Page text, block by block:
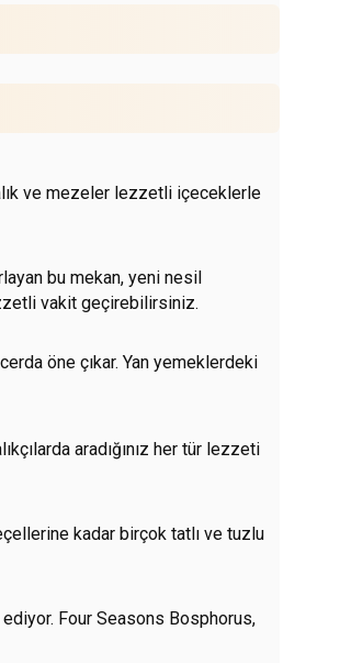
ve mezeler lezzetli içeceklerle
bu mekan, yeni nesil
vakit geçirebilirsiniz.
öne çıkar. Yan yemeklerdeki
aradığınız her tür lezzeti
kadar birçok tatlı ve tuzlu
Four Seasons Bosphorus,